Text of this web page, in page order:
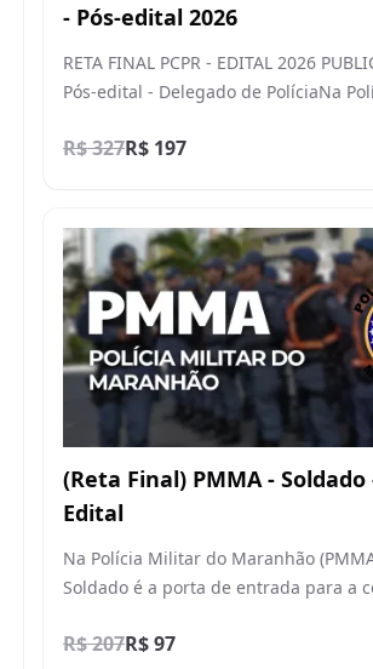
- Pós-edital 2026
RETA FINAL PCPR - EDITAL 2026
Pós-edital - Delegado de PolíciaNa
R$ 327R$ 197
(Reta Final) PMMA - Soldado
Edital
Na Polícia Militar do Maranhão
Soldado é a porta de entrada para a
R$ 207R$ 97